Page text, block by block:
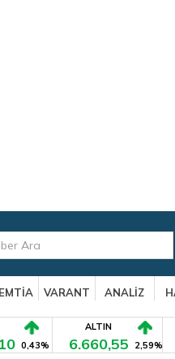
EMTİA VARANT ANALİZ
0,43%
ALTIN
6.660,55 2,59%